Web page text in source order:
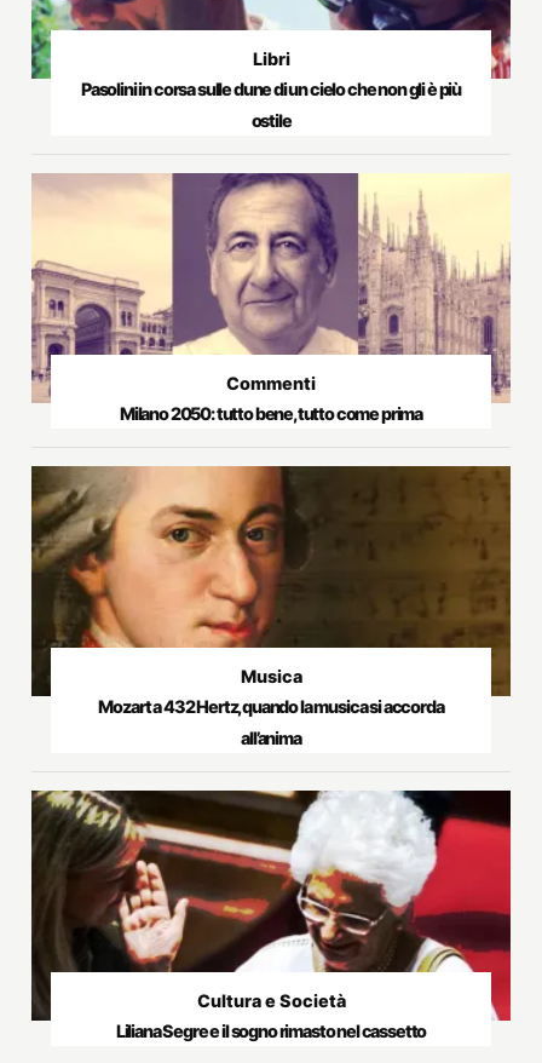
Libri
Pasolini in corsa sulle dune di un cielo che non gli è più
ostile
Commenti
Milano 2050: tutto bene, tutto come prima
Musica
Mozart a 432 Hertz, quando la musica si accorda
all’anima
Cultura e Società
Liliana Segre e il sogno rimasto nel cassetto